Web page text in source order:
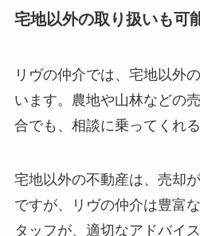
宅地以外の取り扱いも可
リヴの仲介では、宅地以外
います。農地や山林などの
合でも、相談に乗ってくれ
宅地以外の不動産は、売却
ですが、リヴの仲介は豊富
タッフが、適切なアドバイ